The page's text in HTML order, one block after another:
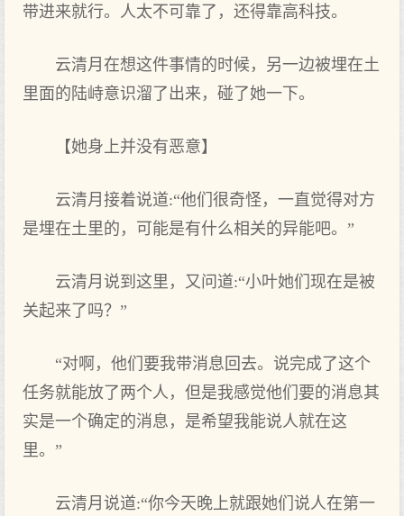
带进来就行。人太不可靠了，还得靠高科技。
云清月在想这件事情的时候，另一边被埋在土
里面的陆峙意识溜了出来，碰了她一下。
【她身上并没有恶意】
云清月接着说道:“他们很奇怪，一直觉得对方
是埋在土里的，可能是有什么相关的异能吧。”
云清月说到这里，又问道:“小叶她们现在是被
关起来了吗？”
“对啊，他们要我带消息回去。说完成了这个
任务就能放了两个人，但是我感觉他们要的消息其
实是一个确定的消息，是希望我能说人就在这
里。”
云清月说道:“你今天晚上就跟她们说人在第一